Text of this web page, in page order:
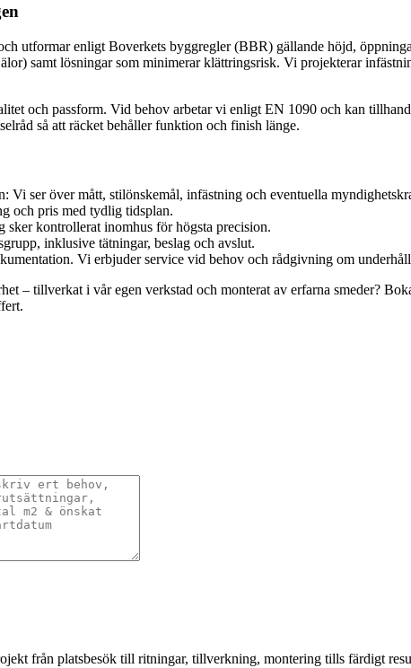
utformar enligt Boverkets byggregler (BBR) gällande höjd,
samt lösningar som minimerar klättringsrisk. Vi projekterar
och passform. Vid behov arbetar vi enligt EN 1090 och kan
så att räcket behåller funktion och finish länge.
ser över mått, stilönskemål, infästning och eventuella
och pris med tydlig tidsplan.
kontrollerat inomhus för högsta precision.
inklusive tätningar, beslag och avslut.
Vi erbjuder service vid behov och rådgivning om
– tillverkat i vår egen verkstad och monterat av erfarna smeder?
från platsbesök till ritningar, tillverkning, montering tills färdigt